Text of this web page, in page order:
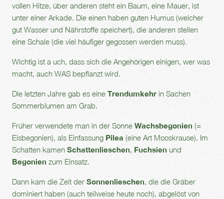
vollen Hitze, über anderen steht ein Baum, eine Mauer, ist
unter einer Arkade. Die einen haben guten Humus (welcher
gut Wasser und Nährstoffe speichert), die anderen stellen
eine Schale (die viel häufiger gegossen werden muss).
Wichtig ist a uch, dass sich die Angehörigen einigen, wer was
macht, auch WAS bepflanzt wird.
Die letzten Jahre gab es eine Trendumkehr in Sachen
Sommerblumen am Grab.
Früher verwendete man in der Sonne Wachsbegonien (=
Eisbegonien), als Einfassung Pilea (eine Art Mooskrause). Im
Schatten kamen Schattenlieschen, Fuchsien und
Begonien zum Einsatz.
Dann kam die Zeit der Sonnenlieschen, die die Gräber
dominiert haben (auch teilweise heute noch), abgelöst von